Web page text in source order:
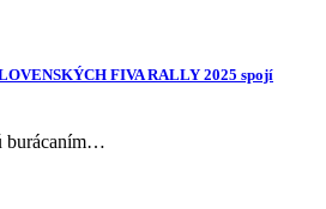
FIVA RALLY 2025 spojí
burácaním…